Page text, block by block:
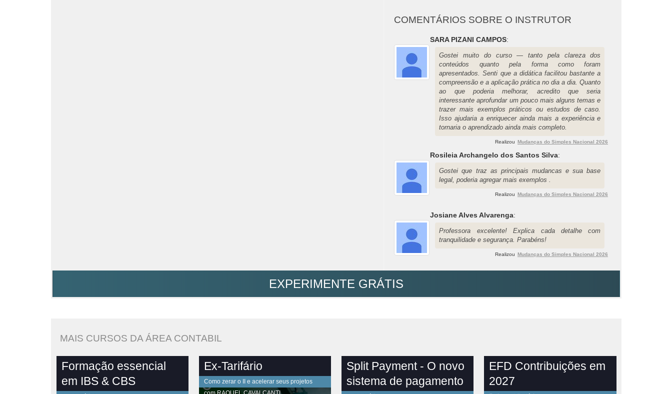
COMENTÁRIOS SOBRE O INSTRUTOR
SARA PIZANI CAMPOS:
Gostei muito do curso — tanto pela clareza dos
conteúdos quanto pela forma como foram
apresentados. Senti que a didática facilitou bastante a
compreensão e a aplicação prática no dia a dia. Quanto
ao que poderia melhorar, acredito que seria
interessante aprofundar um pouco mais alguns temas e
trazer mais exemplos práticos ou estudos de caso.
Isso ajudaria a enriquecer ainda mais a experiência e
tornaria o aprendizado ainda mais completo.
Realizou Mudanças do Simples Nacional 2026
Rosileia Archangelo dos Santos Silva:
Gostei que traz as principais mudancas e sua base
legal, poderia agregar mais exemplos .
Realizou Mudanças do Simples Nacional 2026
Josiane Alves Alvarenga:
Professora excelente! Explica cada detalhe com
tranquilidade e segurança. Parabéns!
Realizou Mudanças do Simples Nacional 2026
EXPERIMENTE GRÁTIS
MAIS CURSOS DA ÁREA CONTABIL
Formação essencial
em IBS & CBS
Ex-Tarifário
Como zerar o II e acelerar seus projetos
Split Payment - O novo
sistema de pagamento
EFD Contribuições em
2027